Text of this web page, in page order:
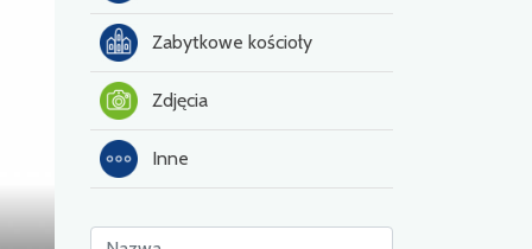
Zabytkowe kościoły
Zdjęcia
Inne